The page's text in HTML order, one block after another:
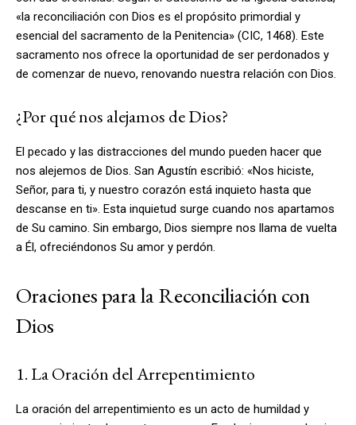
«la reconciliación con Dios es el propósito primordial y
esencial del sacramento de la Penitencia» (CIC, 1468). Este
sacramento nos ofrece la oportunidad de ser perdonados y
de comenzar de nuevo, renovando nuestra relación con Dios.
¿Por qué nos alejamos de Dios?
El pecado y las distracciones del mundo pueden hacer que
nos alejemos de Dios. San Agustín escribió: «Nos hiciste,
Señor, para ti, y nuestro corazón está inquieto hasta que
descanse en ti». Esta inquietud surge cuando nos apartamos
de Su camino. Sin embargo, Dios siempre nos llama de vuelta
a Él, ofreciéndonos Su amor y perdón.
Oraciones para la Reconciliación con
Dios
1. La Oración del Arrepentimiento
La oración del arrepentimiento es un acto de humildad y